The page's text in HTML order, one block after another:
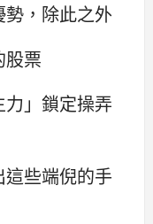
，除此之外
股票
」鎖定操弄
些端倪的手